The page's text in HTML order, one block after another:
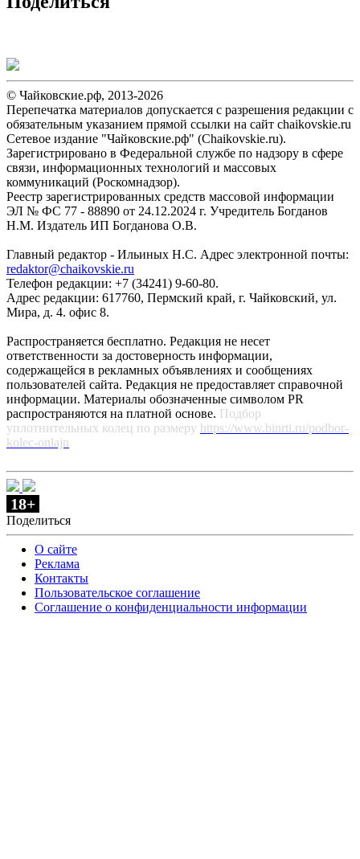
© Чайковские.рф, 2013-2026
Перепечатка материалов допускается с разрешения редакции с
обязательным указанием прямой ссылки на сайт chaikovskie.ru
Сетевое издание "Чайковские.рф" (Chaikovskie.ru).
Зарегистрировано в Федеральной службе по надзору в сфере
связи, информационных технологий и массовых
коммуникаций (Роскомнадзор).
Реестр зарегистрированных средств массовой информации
ЭЛ № ФС 77 - 88890 от 24.12.2024 г. Учредитель Богданов
Н.М. Издатель ИП Богданова О.В.
Главный редактор - Ильиных Н.С. Адрес электронной почты:
redaktor@chaikovskie.ru
Телефон редакции: +7 (34241) 9-60-80.
Адрес редакции: 617760, Пермский край, г. Чайковский, ул.
Мира, д. 4. офис 8.
Распространяется бесплатно. Редакция не несет
ответственности за достоверность информации,
содержащейся в рекламных объявлениях и сообщениях
пользователей сайта. Редакция не предоставляет справочной
информации. Материалы обозначенные символом PR
распространяются на платной основе. Подбор
уплотнительных колец по размеру https://www.binrti.ru/podbor-
kolec-onlajn
18+
Поделиться
О сайте
Реклама
Контакты
Пользовательское соглашение
Соглашение о конфиденциальности информации